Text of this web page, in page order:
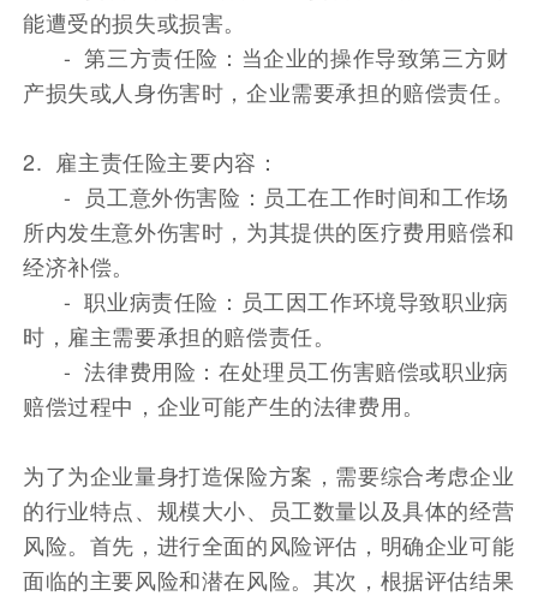
能遭受的损失或损害。
- 第三方责任险：当企业的操作导致第三方财
产损失或人身伤害时，企业需要承担的赔偿责任。
2. 雇主责任险主要内容：
- 员工意外伤害险：员工在工作时间和工作场
所内发生意外伤害时，为其提供的医疗费用赔偿和
经济补偿。
- 职业病责任险：员工因工作环境导致职业病
时，雇主需要承担的赔偿责任。
- 法律费用险：在处理员工伤害赔偿或职业病
赔偿过程中，企业可能产生的法律费用。
为了为企业量身打造保险方案，需要综合考虑企业
的行业特点、规模大小、员工数量以及具体的经营
风险。首先，进行全面的风险评估，明确企业可能
面临的主要风险和潜在风险。其次，根据评估结果